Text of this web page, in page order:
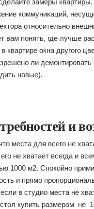
замеры
коммуникаций,
относительно
вам понять, где лучше
квартире окна другого
ли
новые).
и
места для всего не
его не хватает всегда и
1000 м2. Спокойно
и прямо
в студио места не
купить размером не